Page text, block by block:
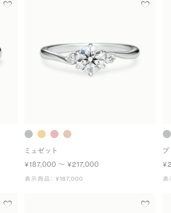
ミュゼット
¥187,000 〜 ¥217,000
表示商品： ¥187,000
プ
表